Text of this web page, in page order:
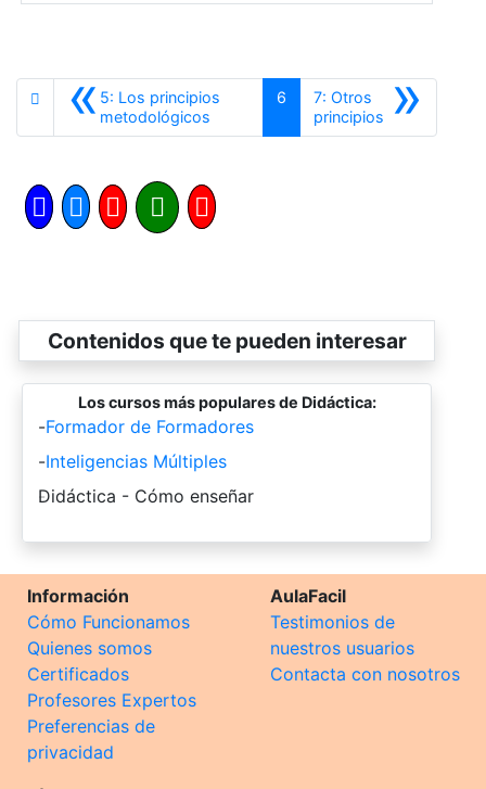
«5: Los principios
metodológicos
6 »
7: Otros
principiosSiguiente
Contenidos que te pueden interesar
Los cursos más populares de Didáctica:
-Formador de Formadores
-Inteligencias Múltiples
-
Didáctica - Cómo enseñar
Información
Cómo Funcionamos
Quienes somos
Certificados
Profesores Expertos
Preferencias de
privacidad
AulaFacil
Testimonios de
nuestros usuarios
Contacta con nosotros